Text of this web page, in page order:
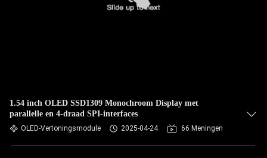
1.54 inch OLED SSD1309 Monochroom Display met
parallelle en 4-draad SPI-interfaces
OLED-Vertoningsmodule 2025-04-24 66 Meningen